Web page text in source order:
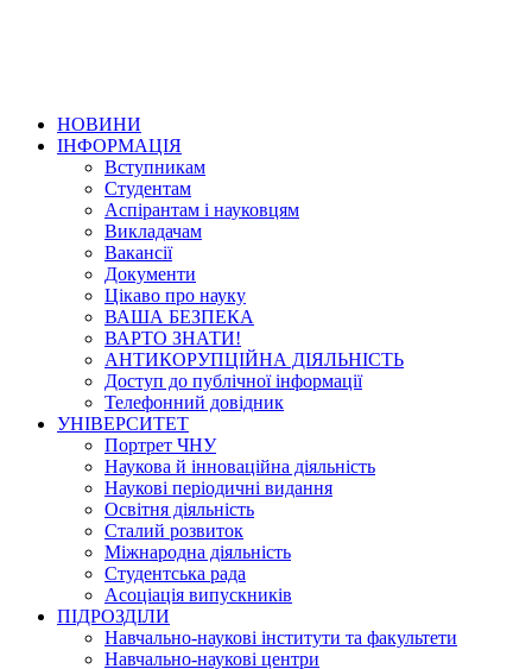
НОВИНИ
ІНФОРМАЦІЯ
Вступникам
Студентам
Аспірантам і науковцям
Викладачам
Вакансії
Документи
Цікаво про науку
ВАША БЕЗПЕКА
ВАРТО ЗНАТИ!
АНТИКОРУПЦІЙНА ДІЯЛЬНІСТЬ
Доступ до публічної інформації
Телефонний довідник
УНІВЕРСИТЕТ
Портрет ЧНУ
Наукова й інноваційна діяльність
Наукові періодичні видання
Освітня діяльність
Сталий розвиток
Міжнародна діяльність
Студентська рада
Асоціація випускників
ПІДРОЗДІЛИ
Навчально-наукові інститути та факультети
Навчально-наукові центри